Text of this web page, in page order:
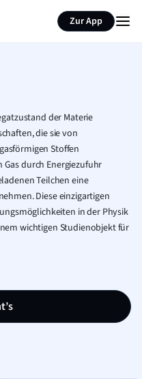
Zur App
der Materie
die sie von
Stoffen
durch Energiezufuhr
Teilchen eine
Diese einzigartigen
in der Physik
wichtigen Studienobjekt für